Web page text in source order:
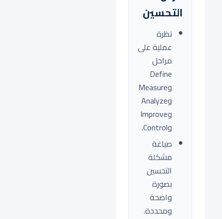
التحسين
نظرة
عملية على
مراحل
Define
وMeasure
وAnalyze
وImprove
وControl.
صياغة
مشكلة
التحسين
بصورة
واضحة
ومحددة.